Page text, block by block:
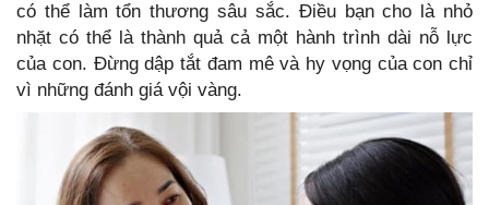
có thể làm tổn thương sâu sắc. Điều bạn cho là nhỏ
nhặt có thể là thành quả cả một hành trình dài nỗ lực
của con. Đừng dập tắt đam mê và hy vọng của con chỉ
vì những đánh giá vội vàng.